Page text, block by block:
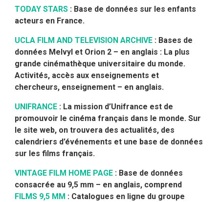
TODAY STARS : Base de données sur les enfants
acteurs en France.
UCLA FILM AND TELEVISION ARCHIVE : Bases de
données Melvyl et Orion 2 – en anglais : La plus
grande cinémathèque universitaire du monde.
Activités, accès aux enseignements et
chercheurs, enseignement – en anglais.
UNIFRANCE : La mission d’Unifrance est de
promouvoir le cinéma français dans le monde. Sur
le site web, on trouvera des actualités, des
calendriers d’événements et une base de données
sur les films français.
VINTAGE FILM HOME PAGE : Base de données
consacrée au 9,5 mm – en anglais, comprend
FILMS 9,5 MM : Catalogues en ligne du groupe